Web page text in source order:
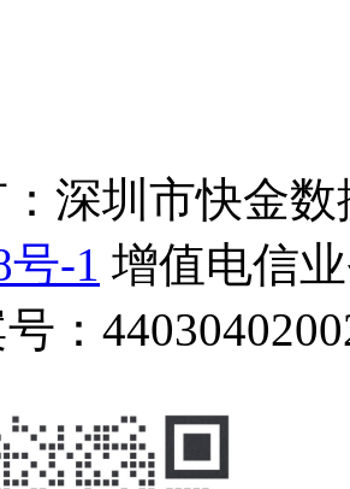
：深圳市快金
号-1 增值电信
：